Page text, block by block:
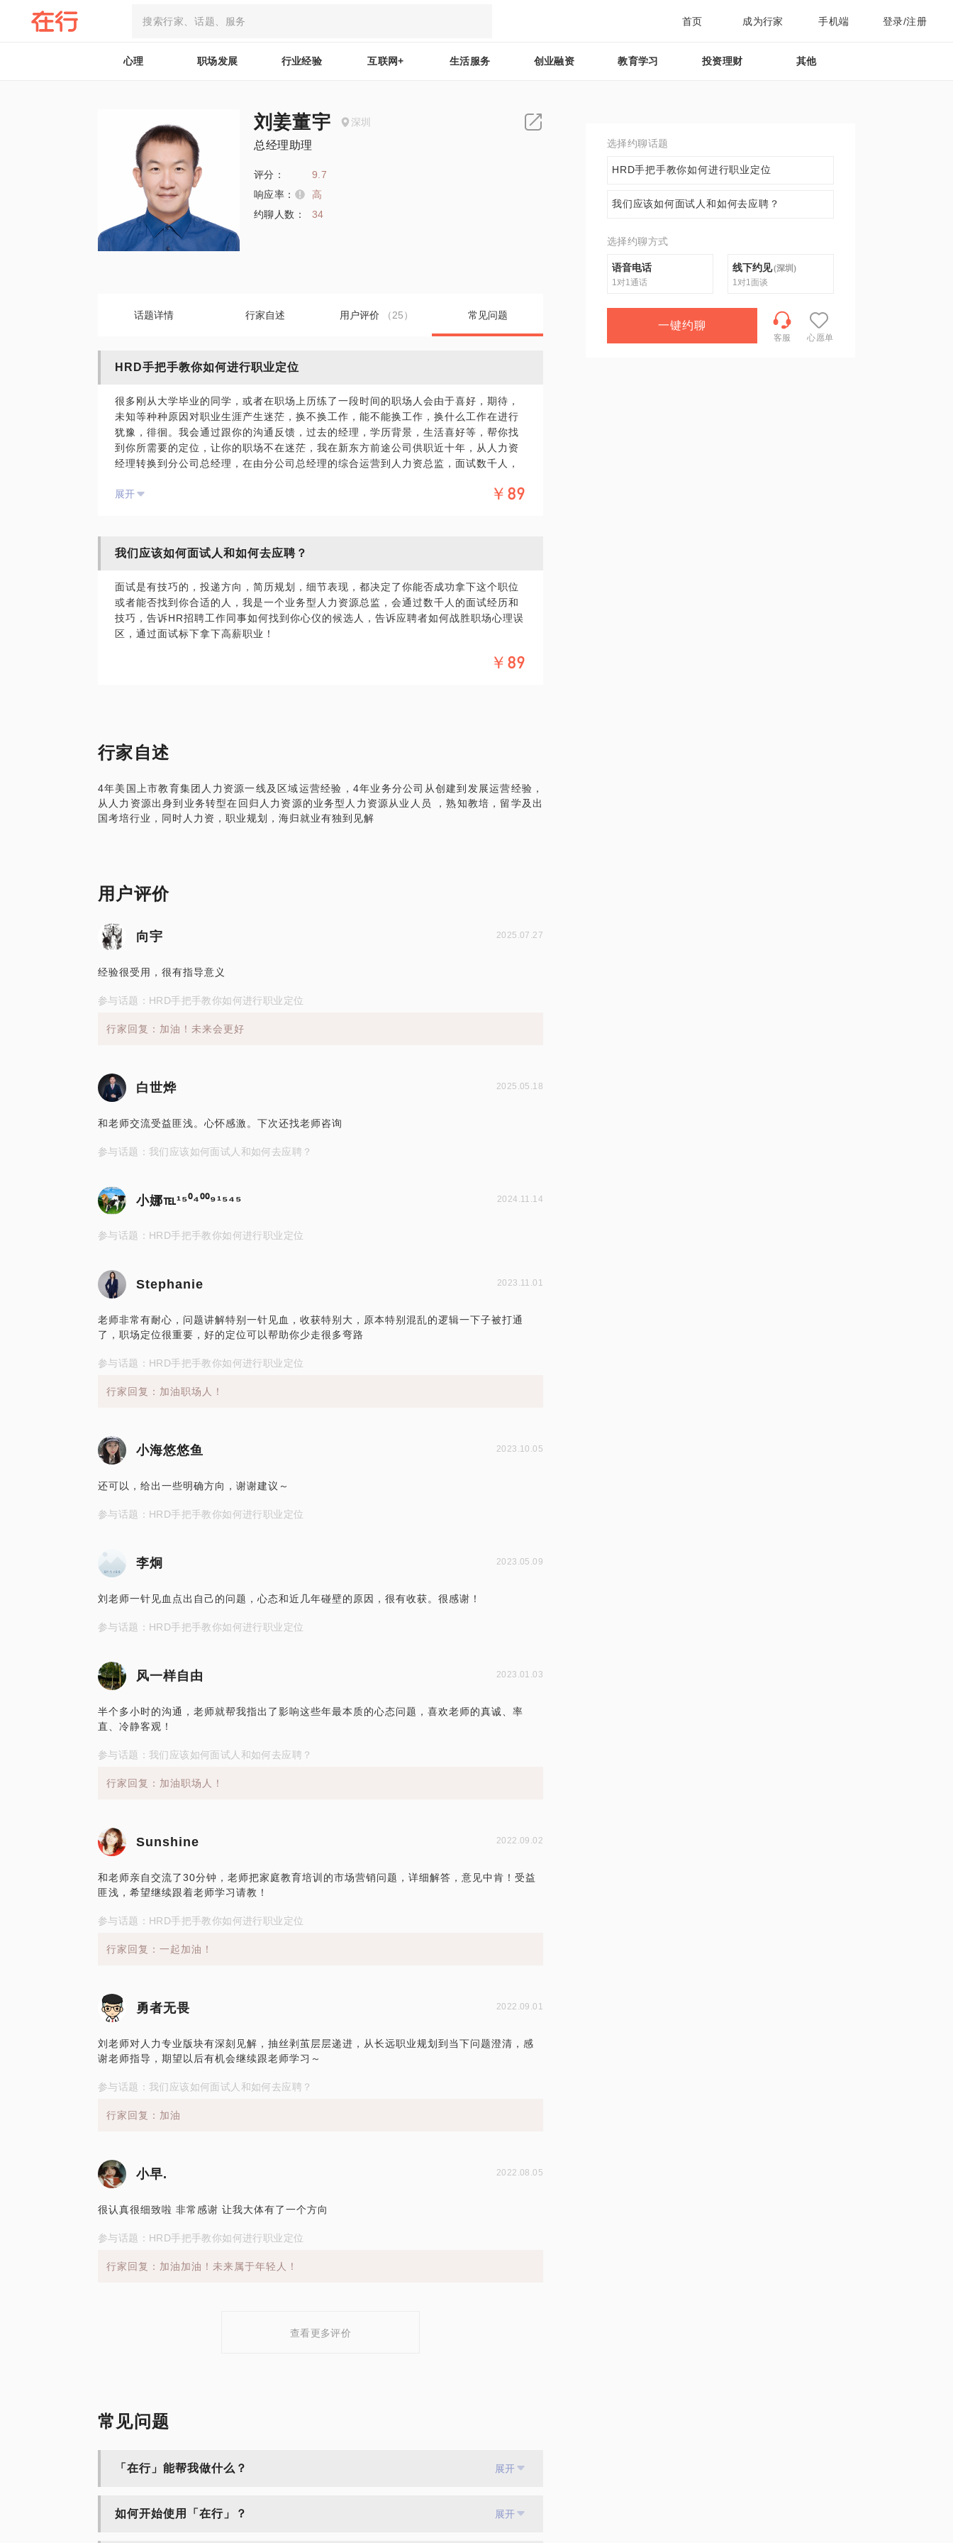
首页 成为行家 手机端 登录/注册
心理 职场发展 行业经验 互联网+ 生活服务 创业融资 教育学习 投资理财 其他
刘姜董宇 深圳
总经理助理
评分：
9.7
响应率：
高
约聊人数：
34
话题详情 行家自述 用户评价 （25） 常见问题
HRD手把手教你如何进行职业定位
很多刚从大学毕业的同学，或者在职场上历练了一段时间的职场人会由于喜好，期待，
未知等种种原因对职业生涯产生迷茫，换不换工作，能不能换工作，换什么工作在进行
犹豫，徘徊。我会通过跟你的沟通反馈，过去的经理，学历背景，生活喜好等，帮你找
到你所需要的定位，让你的职场不在迷茫，我在新东方前途公司供职近十年，从人力资
经理转换到分公司总经理，在由分公司总经理的综合运营到人力资总监，面试数千人，
场！
展开 ￥89
我们应该如何面试人和如何去应聘？
面试是有技巧的，投递方向，简历规划，细节表现，都决定了你能否成功拿下这个职位
或者能否找到你合适的人，我是一个业务型人力资源总监，会通过数千人的面试经历和
技巧，告诉HR招聘工作同事如何找到你心仪的候选人，告诉应聘者如何战胜职场心理误
区，通过面试标下拿下高薪职业！
￥89
行家自述
4年美国上市教育集团人力资源一线及区域运营经验，4年业务分公司从创建到发展运营经验，
从人力资源出身到业务转型在回归人力资源的业务型人力资源从业人员 ，熟知教培，留学及出
用户评价
向宇 2025.07.27
经验很受用，很有指导意义
参与话题：HRD手把手教你如何进行职业定位
行家回复：加油！未来会更好
白世烨 2025.05.18
和老师交流受益匪浅。心怀感激。下次还找老师咨询
参与话题：我们应该如何面试人和如何去应聘？
小娜℡¹⁵⁰⁴⁰⁰⁹¹⁵⁴⁵ 2024.11.14
参与话题：HRD手把手教你如何进行职业定位
Stephanie 2023.11.01
老师非常有耐心，问题讲解特别一针见血，收获特别大，原本特别混乱的逻辑一下子被打通
了，职场定位很重要，好的定位可以帮助你少走很多弯路
参与话题：HRD手把手教你如何进行职业定位
行家回复：加油职场人！
小海悠悠鱼 2023.10.05
还可以，给出一些明确方向，谢谢建议～
参与话题：HRD手把手教你如何进行职业定位
李炯 2023.05.09
刘老师一针见血点出自己的问题，心态和近几年碰壁的原因，很有收获。很感谢！
参与话题：HRD手把手教你如何进行职业定位
风一样自由 2023.01.03
半个多小时的沟通，老师就帮我指出了影响这些年最本质的心态问题，喜欢老师的真诚、率
直、冷静客观！
参与话题：我们应该如何面试人和如何去应聘？
行家回复：加油职场人！
Sunshine 2022.09.02
和老师亲自交流了30分钟，老师把家庭教育培训的市场营销问题，详细解答，意见中肯！受益
匪浅，希望继续跟着老师学习请教！
参与话题：HRD手把手教你如何进行职业定位
行家回复：一起加油！
勇者无畏 2022.09.01
刘老师对人力专业版块有深刻见解，抽丝剥茧层层递进，从长远职业规划到当下问题澄清，感
谢老师指导，期望以后有机会继续跟老师学习～
参与话题：我们应该如何面试人和如何去应聘？
行家回复：加油
小早. 2022.08.05
很认真很细致啦 非常感谢 让我大体有了一个方向
参与话题：HRD手把手教你如何进行职业定位
行家回复：加油加油！未来属于年轻人！
查看更多评价
常见问题
「在行」能帮我做什么？ 展开
如何开始使用「在行」？ 展开
选择约聊话题
HRD手把手教你如何进行职业定位
我们应该如何面试人和如何去应聘？
选择约聊方式
语音电话
1对1通话
线下约见(深圳 )
1对1面谈
一键约聊
客服 心愿单